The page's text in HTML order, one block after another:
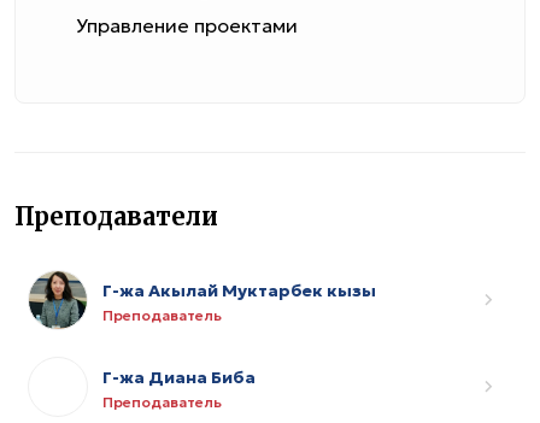
Управление проектами
Преподаватели
Г-жа Акылай Муктарбек кызы
Преподаватель
Г-жа Диана Биба
Преподаватель